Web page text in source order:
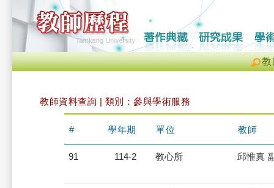
教
教師資料查詢 | 類別：參與學術服務
# 學年期 單位 教師
91 114-2 教心所 邱惟真